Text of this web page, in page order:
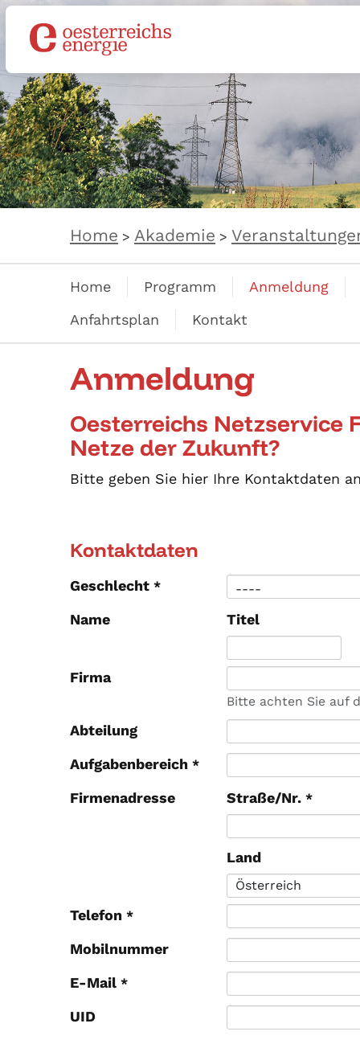
Home > Akademie >
Home Programm Anmeldung
Anfahrtsplan
Kontakt
Anmeldung
Oesterreichs Netzservice
Netze der Zukunft?
Bitte geben Sie hier Ihre Kontaktdaten
Kontaktdaten
Geschlecht *
Name Titel
Firma
Bitte achten Sie auf
Abteilung
Aufgabenbereich *
Firmenadresse Straße/Nr. *
Land
Telefon *
Mobilnummer
E-Mail *
UID